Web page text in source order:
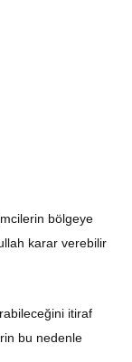
bölgeye
karar verebilir
itiraf
bu nedenle